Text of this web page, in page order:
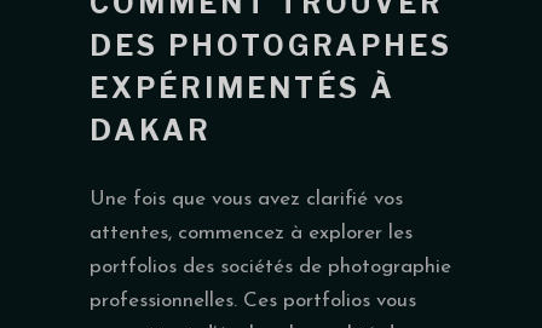
DES
PHOTOGRAPHES
EXPÉRIMENTÉS À
DAKAR
Une fois que vous avez clarifié vos
attentes, commencez à explorer les
portfolios des sociétés de photographie
professionnelles. Ces portfolios vous